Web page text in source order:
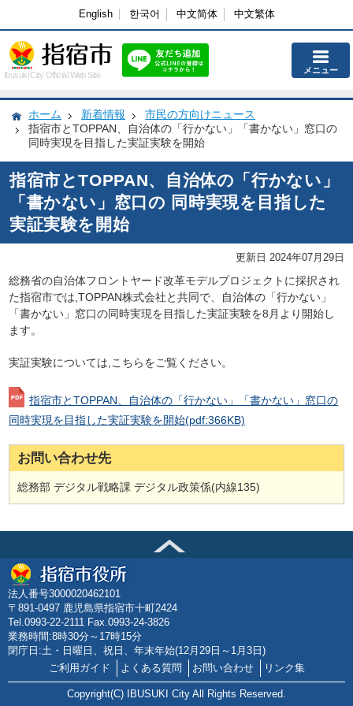
English 한국어 中文简体 中文繁体
Ibusuki City Official Web Site メニュー
ホーム 新着情報
市民の方向けニュース
指宿市とTOPPAN、自治体の「行かない」「書かない」窓口の
同時実現を目指した実証実験を開始
指宿市とTOPPAN、自治体の「行かない」
「書かない」窓口の 同時実現を目指した
実証実験を開始
更新日 2024年07月29日
総務省の自治体フロントヤード改革モデルプロジェクトに採択され
た指宿市では,TOPPAN株式会社と共同で、自治体の「行かない」
「書かない」窓口の同時実現を目指した実証実験を8月より開始し
ます。
実証実験については,こちらをご覧ください。
指宿市とTOPPAN、自治体の「行かない」「書かない」窓口の
同時実現を目指した実証実験を開始(pdf:366KB)
お問い合わせ先
総務部 デジタル戦略課 デジタル政策係(内線135)
法人番号3000020462101
〒891-0497 鹿児島県指宿市十町2424
Tel.0993-22-2111 Fax.0993-24-3826
業務時間:8時30分～17時15分
閉庁日:土・日曜日、祝日、年末年始(12月29日～1月3日)
ご利用ガイド
よくある質問 お問い合わせ リンク集
Copyright(C) IBUSUKI City All Rights Reserved.